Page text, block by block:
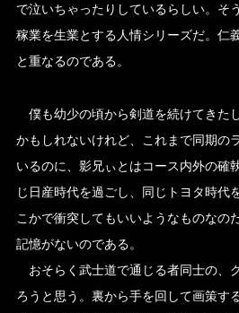
で泣いちゃったりしているらしい。そ
稼業を生業とする人情シリーズだ。仁
と重なるのである。
僕も幼少の頃から剣道を続けてきた
かもしれないけれど、これまで同期の
いるのに、影兄ぃとはコース内外の確
じ日産時代を過ごし、同じトヨタ時代
こかで衝突してもいいようなものなの
記憶がないのである。
おそらく武士道で通じる者同士の、
ろうと思う。裏から手を回して画策す